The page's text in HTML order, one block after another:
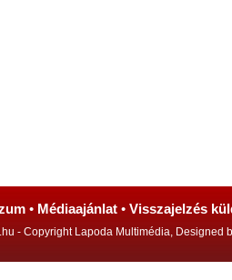
• Médiaajánlat • Visszajelzés
- Copyright Lapoda Multimédia, Designed